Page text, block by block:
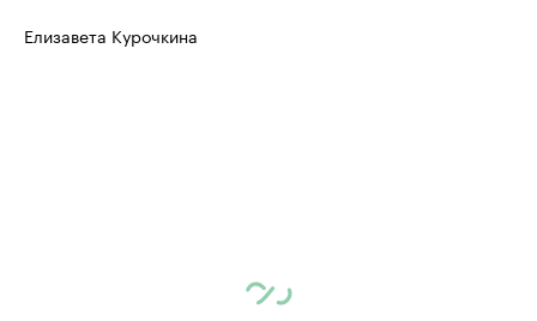
Елизавета Курочкина